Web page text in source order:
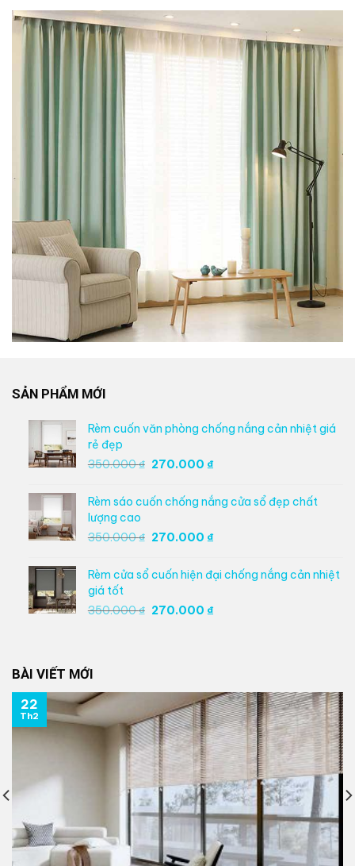
SẢN PHẨM MỚI
Rèm cuốn văn phòng chống nắng cản nhiệt giá
rẻ đẹp
350.000₫ Giá
là:
350.000 ₫.
270.000 ₫Giá
tại
là:
270.000 ₫.
Rèm sáo cuốn chống nắng cửa sổ đẹp chất
lượng cao
350.000₫ Giá
là:
350.000 ₫.
270.000 ₫Giá
tại
là:
Rèm cửa sổ cuốn hiện đại chống nắng cản nhiệt
giá tốt
350.000₫ Giá
270.000 ₫Giá
BÀI VIẾT MỚI
22
Th2